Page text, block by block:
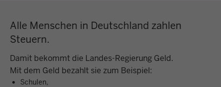
Alle Menschen in Deutschland zahlen
Steuern.
Damit bekommt die Landes-Regierung Geld.
Mit dem Geld bezahlt sie zum Beispiel:
Schulen,